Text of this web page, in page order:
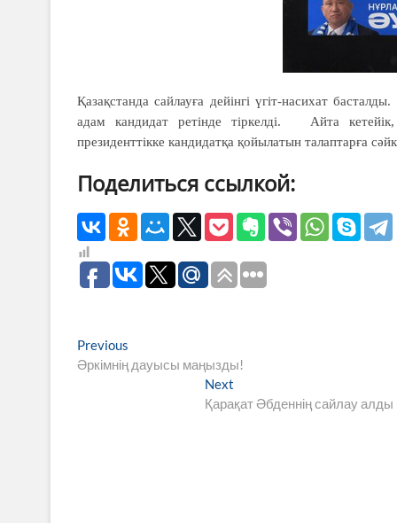
Қазақстанда сайлауға дейінгі үгіт-насихат
адам кандидат ретінде тіркелді. ⠀ Айта
президенттікке кандидатқа қойылатын талаптарға
Поделиться ссылкой:
Навигация
по
Previous
post:
Әркімнің дауысы маңызды!
Next
post:
Қарақат Әбденнің сайлау